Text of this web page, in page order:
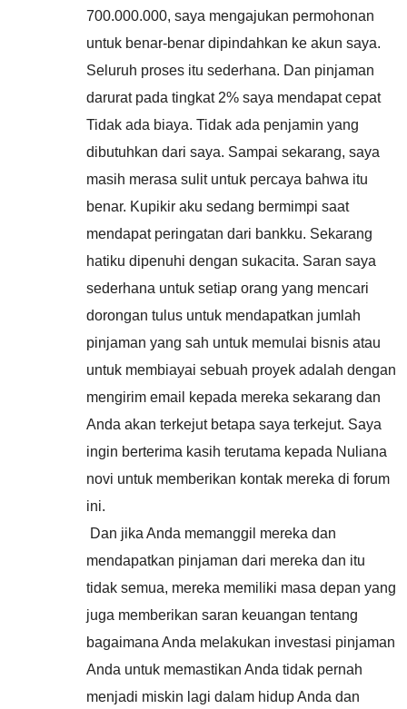
700.000.000, saya mengajukan permohonan
untuk benar-benar dipindahkan ke akun saya.
Seluruh proses itu sederhana. Dan pinjaman
darurat pada tingkat 2% saya mendapat cepat
Tidak ada biaya. Tidak ada penjamin yang
dibutuhkan dari saya. Sampai sekarang, saya
masih merasa sulit untuk percaya bahwa itu
benar. Kupikir aku sedang bermimpi saat
mendapat peringatan dari bankku. Sekarang
hatiku dipenuhi dengan sukacita. Saran saya
sederhana untuk setiap orang yang mencari
dorongan tulus untuk mendapatkan jumlah
pinjaman yang sah untuk memulai bisnis atau
untuk membiayai sebuah proyek adalah dengan
mengirim email kepada mereka sekarang dan
Anda akan terkejut betapa saya terkejut. Saya
ingin berterima kasih terutama kepada Nuliana
novi untuk memberikan kontak mereka di forum
ini.
Dan jika Anda memanggil mereka dan
mendapatkan pinjaman dari mereka dan itu
tidak semua, mereka memiliki masa depan yang
juga memberikan saran keuangan tentang
bagaimana Anda melakukan investasi pinjaman
Anda untuk memastikan Anda tidak pernah
menjadi miskin lagi dalam hidup Anda dan